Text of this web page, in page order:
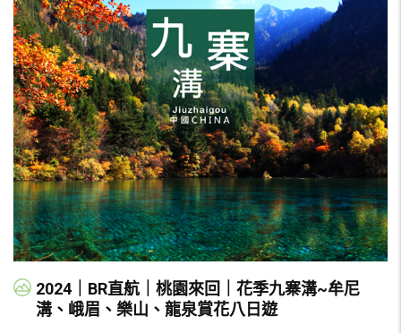
2024｜BR直航｜桃園來回｜花季九寨溝~牟尼
溝、峨眉、樂山、龍泉賞花八日遊